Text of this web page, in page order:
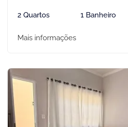
2 Quartos 1 Banheiro
Mais informações